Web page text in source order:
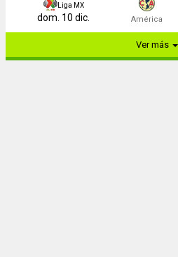
Liga MX
dom. 10 dic. América
Ver más